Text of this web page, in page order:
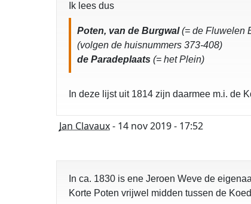
Ik lees dus
Poten, van de Burgwal(= de Fluwelen
(volgen de huisnummers 373-408)
de Paradeplaats (= het Plein)
In deze lijst uit 1814 zijn daarmee m.i. de
Jan Clavaux- 14 nov 2019 - 17:52
In ca. 1830 is ene Jeroen Weve de
Korte Poten vrijwel midden tussen de